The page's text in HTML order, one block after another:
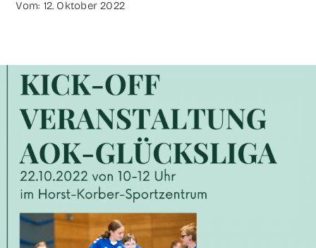
Vom: 12. Okto­ber 2022